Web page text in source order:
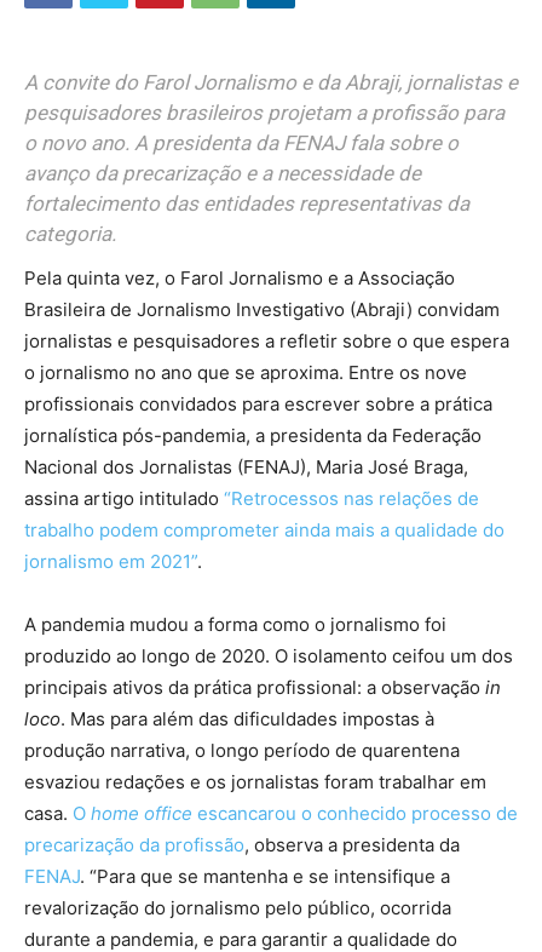
A convite do Farol Jornalismo e da Abraji, jornalistas e
pesquisadores brasileiros projetam a profissão para
o novo ano. A presidenta da FENAJ fala sobre o
avanço da precarização e a necessidade de
fortalecimento das entidades representativas da
categoria.
Pela quinta vez, o Farol Jornalismo e a Associação
Brasileira de Jornalismo Investigativo (Abraji) convidam
jornalistas e pesquisadores a refletir sobre o que espera
o jornalismo no ano que se aproxima. Entre os nove
profissionais convidados para escrever sobre a prática
jornalística pós-pandemia, a presidenta da Federação
Nacional dos Jornalistas (FENAJ), Maria José Braga,
assina artigo intitulado “Retrocessos nas relações de
trabalho podem comprometer ainda mais a qualidade do
jornalismo em 2021”.
A pandemia mudou a forma como o jornalismo foi
produzido ao longo de 2020. O isolamento ceifou um dos
principais ativos da prática profissional: a observação in
loco. Mas para além das dificuldades impostas à
produção narrativa, o longo período de quarentena
esvaziou redações e os jornalistas foram trabalhar em
casa. O home office escancarou o conhecido processo de
precarização da profissão, observa a presidenta da
FENAJ. “Para que se mantenha e se intensifique a
revalorização do jornalismo pelo público, ocorrida
durante a pandemia, e para garantir a qualidade do